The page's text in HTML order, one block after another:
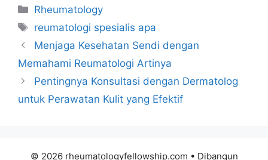
Kategori
Rheumatology
Tag
reumatologi spesialis apa
Menjaga Kesehatan Sendi dengan
Memahami Reumatologi Artinya
Pentingnya Konsultasi dengan Dermatolog
untuk Perawatan Kulit yang Efektif
© 2026 rheumatologyfellowship.com • Dibangun